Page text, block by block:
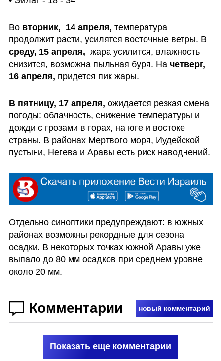
Во вторник,  14 апреля, температура
среду, 15 апреля, жара усилится, влажность
снизится, возможна пыльная буря. На четверг,
16 апреля, придется пик жары.
В пятницу, 17 апреля, ожидается резкая смена
погоды: облачность, снижение температуры и
дожди с грозами в горах, на юге и востоке
страны. В районах Мертвого моря, Иудейской
пустыни, Негева и Аравы есть риск наводнений.
Отдельно синоптики предупреждают: в южных
районах возможны рекордные для сезона
осадки. В некоторых точках южной Аравы уже
выпало до 80 мм осадков при среднем уровне
около 20 мм.
Комментарии новый комментарий
Показать еще комментарии